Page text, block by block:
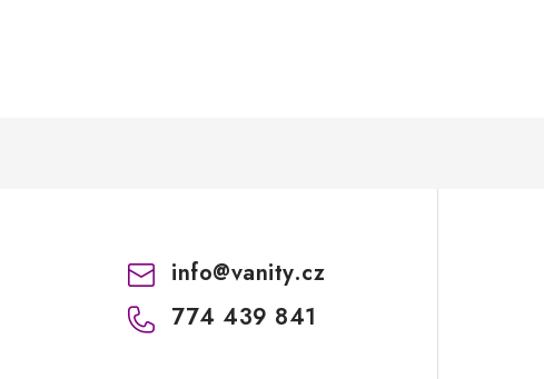
info@vanity.cz
774 439 841